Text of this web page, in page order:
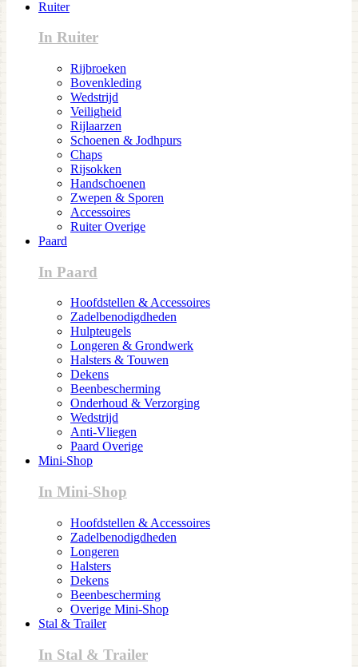
Ruiter
In Ruiter
Rijbroeken
Bovenkleding
Wedstrijd
Veiligheid
Rijlaarzen
Schoenen & Jodhpurs
Chaps
Rijsokken
Handschoenen
Zwepen & Sporen
Accessoires
Ruiter Overige
Paard
In Paard
Hoofdstellen & Accessoires
Zadelbenodigdheden
Hulpteugels
Longeren & Grondwerk
Halsters & Touwen
Dekens
Beenbescherming
Onderhoud & Verzorging
Wedstrijd
Anti-Vliegen
Paard Overige
Mini-Shop
In Mini-Shop
Hoofdstellen & Accessoires
Zadelbenodigdheden
Longeren
Halsters
Dekens
Beenbescherming
Overige Mini-Shop
Stal & Trailer
In Stal & Trailer